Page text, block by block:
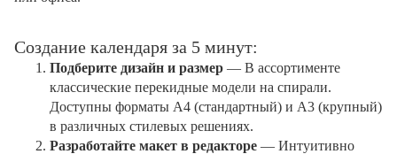
Создание календаря за 5 минут:
Подберите дизайн и размер — В ассортименте
классические перекидные модели на спирали.
Доступны форматы А4 (стандартный) и А3 (крупный)
в различных стилевых решениях.
Разработайте макет в редакторе — Интуитивно